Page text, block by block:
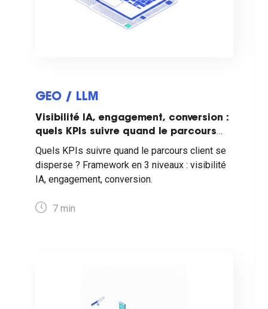
GEO / LLM
Visibilité IA, engagement, conversion :
quels KPIs suivre quand le parcours
client se disperse ?
Quels KPIs suivre quand le parcours client se
disperse ? Framework en 3 niveaux : visibilité
IA, engagement, conversion.
7min